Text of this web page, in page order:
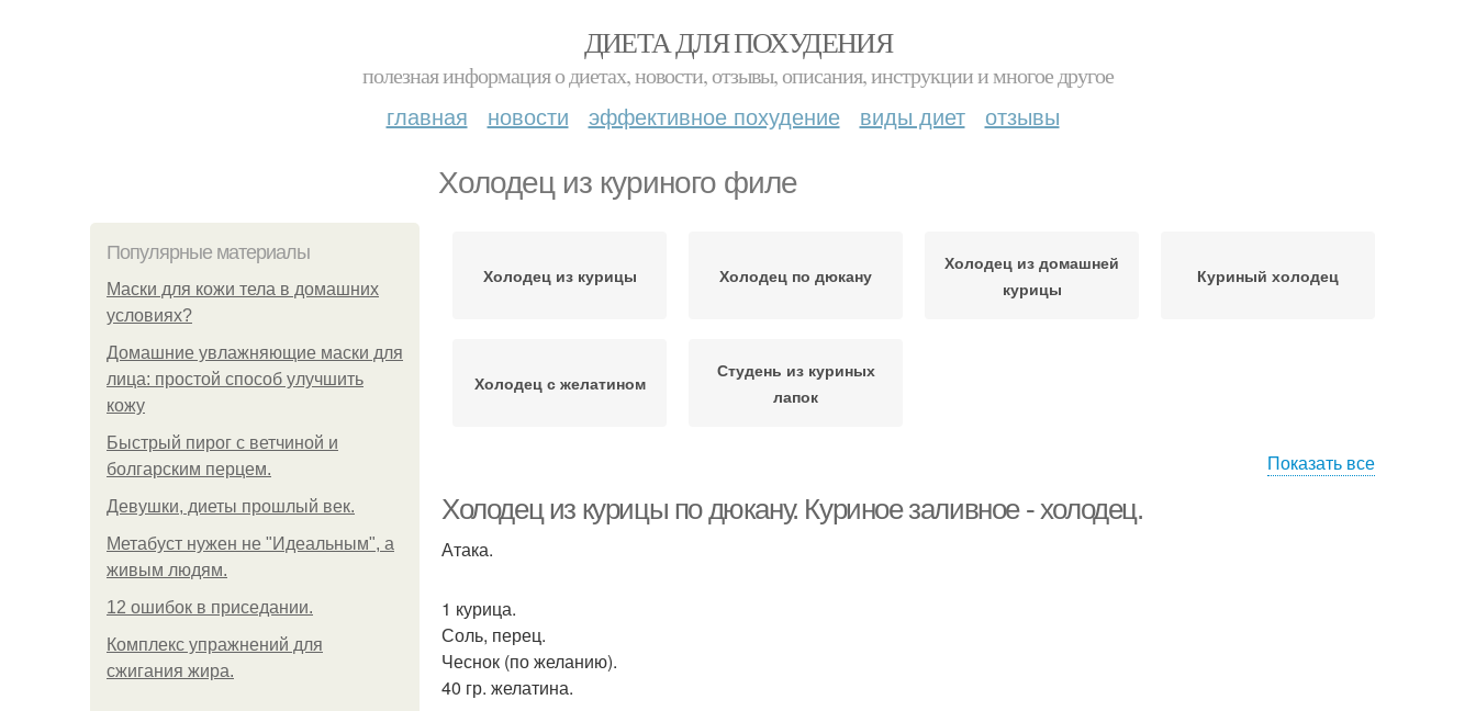
ДИЕТА ДЛЯ ПОХУДЕНИЯ
полезная информация о диетах, новости, отзывы, описания, инструкции и многое другое
главная новости эффективное похудение виды диет отзывы
Холодец из куриного филе
Популярные материалы
Маски для кожи тела в домашних
условиях?
Домашние увлажняющие маски для
лица: простой способ улучшить
кожу
Быстрый пирог с ветчиной и
болгарским перцем.
Девушки, диеты прошлый век.
Метабуст нужен не "Идеальным", а
живым людям.
12 ошибок в приседании.
Комплекс упражнений для
сжигания жира.
Холодец из курицы Холодец по дюкану
Холодец из домашней
курицы
Куриный холодец
Холодец с желатином
Студень из куриных
лапок
Показать все
Холодец из курицы по дюкану. Куриное заливное - холодец.
Атака.
1 курица.
Соль, перец.
Чеснок (по желанию).
40 гр. желатина.